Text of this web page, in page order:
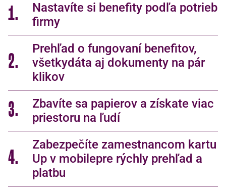
1.
Nastavíte si benefity podľa potrieb
firmy
2.
Prehľad o fungovaní benefitov,
všetkydáta aj dokumenty na pár
klikov
3.
Zbavíte sa papierov a získate viac
priestoru na ľudí
4.
Zabezpečíte zamestnancom kartu
Up v mobilepre rýchly prehľad a
platbu